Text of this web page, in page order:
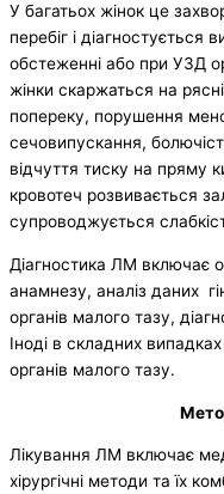
У багатьох жінок це
перебіг і діагностується
обстеженні або при УЗД
жінки скаржаться на
попереку, порушення
сечовипускання,
відчуття тиску на пряму
кровотеч розвивається
супроводжується
Діагностика ЛМ включає
анамнезу, аналіз даних
органів малого тазу,
Іноді в складних
органів малого тазу.
Лікування ЛМ включає
хірургічні методи та їх